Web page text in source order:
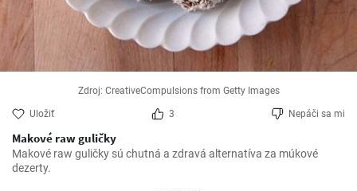
Zdroj: CreativeCompulsions from Getty Images
Uložiť 3 Nepáči sa mi
Makové raw guličky
Makové raw guličky sú chutná a zdravá alternatíva za múkové
dezerty.